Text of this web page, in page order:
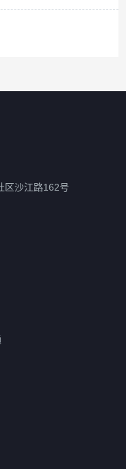
区沙江路162号